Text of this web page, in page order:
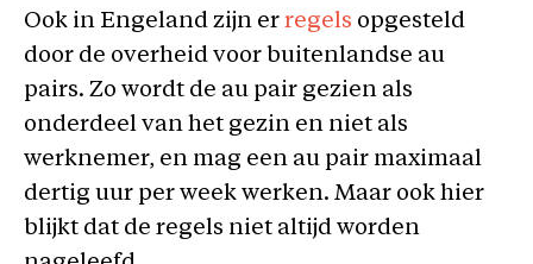
Ook in Engeland zijn er regels opgesteld
door de overheid voor buitenlandse au
pairs. Zo wordt de au pair gezien als
onderdeel van het gezin en niet als
werknemer, en mag een au pair maximaal
dertig uur per week werken. Maar ook hier
blijkt dat de regels niet altijd worden